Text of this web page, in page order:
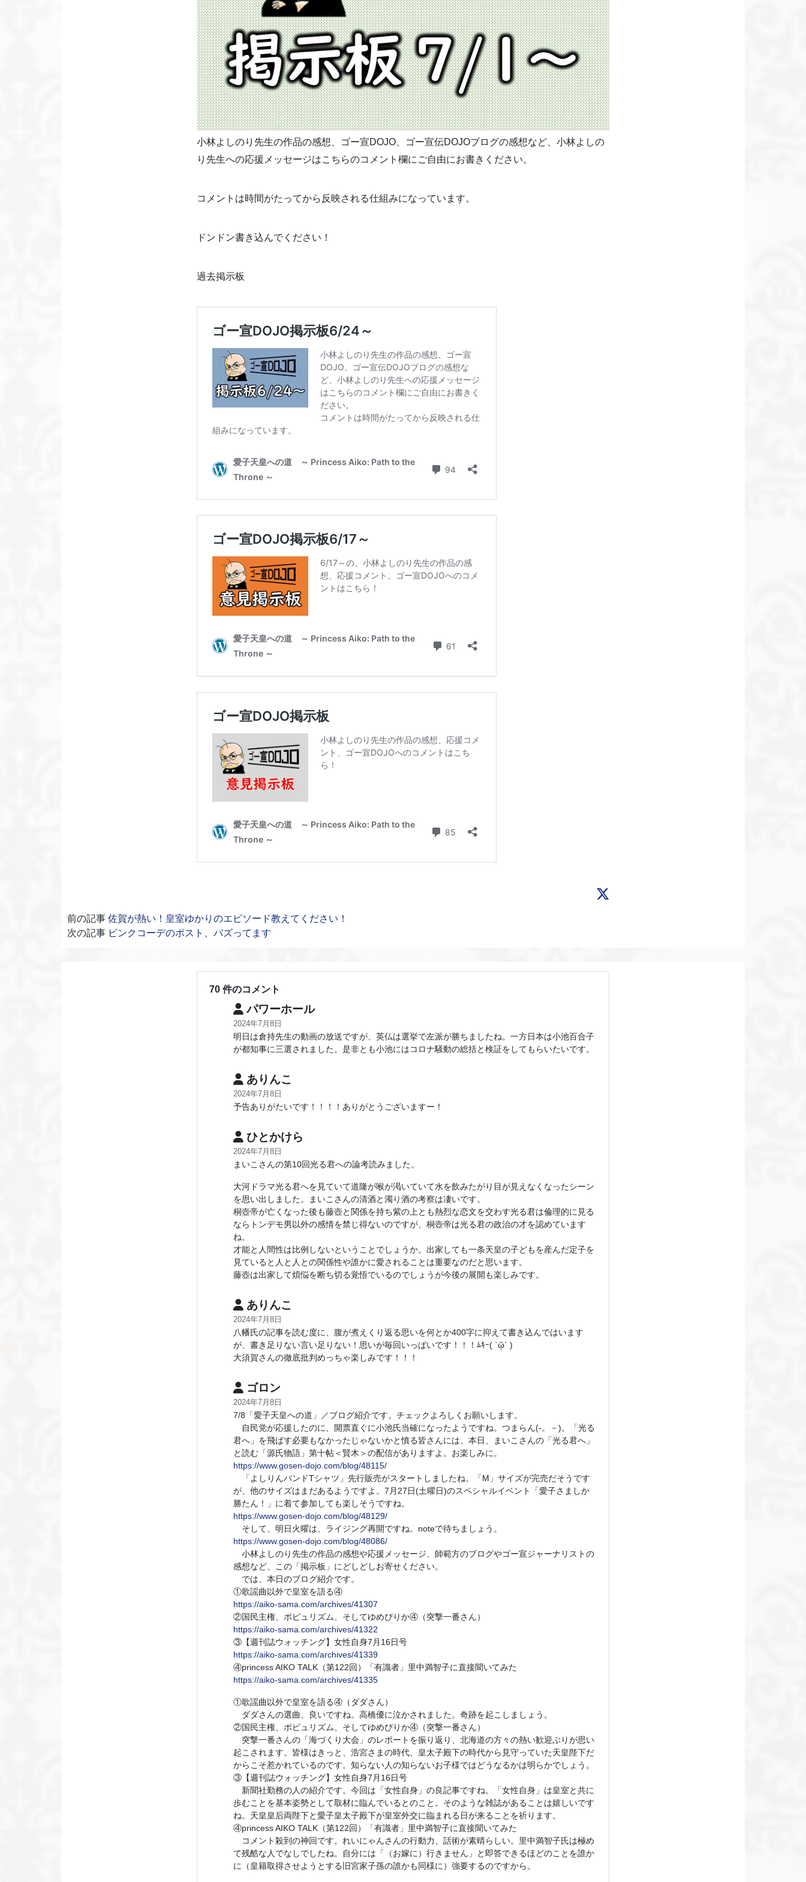
小林よしのり先生の作品の感想、ゴー宣DOJO、ゴー宣伝DOJOブログの感想など、小林よしの
り先生への応援メッセージはこちらのコメント欄にご自由にお書きください。
コメントは時間がたってから反映される仕組みになっています。
ドンドン書き込んでください！
過去掲示板
前の記事 佐賀が熱い！皇室ゆかりのエピソード教えてください！
次の記事 ピンクコーデのポスト、バズってます
70 件のコメント
パワーホール
2024年7月8日
明日は倉持先生の動画の放送ですが、英仏は選挙で左派が勝ちましたね。一方日本は小池百合子
が都知事に三選されました。是非とも小池にはコロナ騒動の総括と検証をしてもらいたいです。
ありんこ
2024年7月8日
予告ありがたいです！！！！ありがとうございますー！
ひとかけら
2024年7月8日
まいこさんの第10回光る君への論考読みました。
大河ドラマ光る君へを見ていて道隆が喉が渇いていて水を飲みたがり目が見えなくなったシーン
を思い出しました。まいこさんの清酒と濁り酒の考察は凄いです。
桐壺帝が亡くなった後も藤壺と関係を持ち紫の上とも熱烈な恋文を交わす光る君は倫理的に見る
ならトンデモ男以外の感情を禁じ得ないのですが、桐壺帝は光る君の政治の才を認めています
ね。
才能と人間性は比例しないということでしょうか。出家しても一条天皇の子どもを産んだ定子を
見ていると人と人との関係性や誰かに愛されることは重要なのだと思います。
藤壺は出家して煩悩を断ち切る覚悟でいるのでしょうが今後の展開も楽しみです。
ありんこ
2024年7月8日
八幡氏の記事を読む度に、腹が煮えくり返る思いを何とか400字に抑えて書き込んではいます
が、書き足りない言い足りない！思いが毎回いっぱいです！！！ﾑｷｰ( `ᾥ´ )
大須賀さんの徹底批判めっちゃ楽しみです！！！
ゴロン
2024年7月8日
7/8「愛子天皇への道」／ブログ紹介です。チェックよろしくお願いします。
自民党が応援したのに、開票直ぐに小池氏当確になったようですね。つまらん(-。－)。「光る
君へ」を飛ばす必要もなかったじゃないかと憤る皆さんには、本日、まいこさんの「光る君へ」
と読む「源氏物語」第十帖＜賢木＞の配信がありますよ。お楽しみに。
https://www.gosen-dojo.com/blog/48115/
「よしりんバンドTシャツ」先行販売がスタートしましたね。「M」サイズが完売だそうです
が、他のサイズはまだあるようですよ。7月27日(土曜日)のスペシャルイベント「愛子さましか
勝たん！」に着て参加しても楽しそうですね。
https://www.gosen-dojo.com/blog/48129/
そして、明日火曜は、ライジング再開ですね。noteで待ちましょう。
https://www.gosen-dojo.com/blog/48086/
小林よしのり先生の作品の感想や応援メッセージ、師範方のブログやゴー宣ジャーナリストの
感想など、この「掲示板」にどしどしお寄せください。
では、本日のブログ紹介です。
①歌謡曲以外で皇室を語る④
https://aiko-sama.com/archives/41307
②国民主権、ポピュリズム、そしてゆめぴりか④（突撃一番さん）
https://aiko-sama.com/archives/41322
③【週刊誌ウォッチング】女性自身7月16日号
https://aiko-sama.com/archives/41339
④princess AIKO TALK（第122回）「有識者」里中満智子に直接聞いてみた
https://aiko-sama.com/archives/41335
①歌謡曲以外で皇室を語る④（ダダさん）
ダダさんの選曲、良いですね。高橋優に泣かされました。奇跡を起こしましょう。
②国民主権、ポピュリズム、そしてゆめぴりか④（突撃一番さん）
突撃一番さんの「海づくり大会」のレポートを振り返り、北海道の方々の熱い歓迎ぶりが思い
起こされます。皆様はきっと、浩宮さまの時代、皇太子殿下の時代から見守っていた天皇陛下だ
からこそ惹かれているのです。知らない人の知らないお子様ではどうなるかは明らかでしょう。
③【週刊誌ウォッチング】女性自身7月16日号
新聞社勤務の人の紹介です。今回は「女性自身」の良記事ですね。「女性自身」は皇室と共に
歩むことを基本姿勢として取材に臨んでいるとのこと。そのような雑誌があることは嬉しいです
ね。天皇皇后両陛下と愛子皇太子殿下が皇室外交に臨まれる日が来ることを祈ります。
④princess AIKO TALK（第122回）「有識者」里中満智子に直接聞いてみた
コメント殺到の神回です。れいにゃんさんの行動力、話術が素晴らしい。里中満智子氏は極め
て残酷な人でなしでしたね。自分には「（お嫁に）行きません」と即答できるほどのことを誰か
に（皇籍取得させようとする旧宮家子孫の誰かも同様に）強要するのですから。